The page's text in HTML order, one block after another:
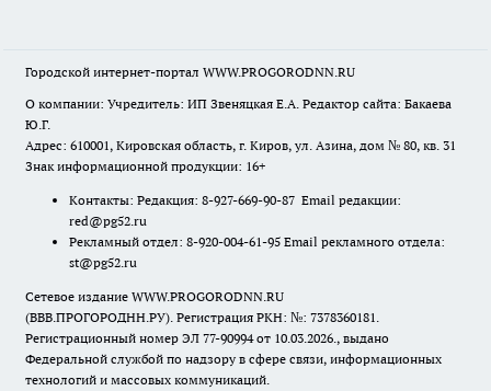
Городской интернет-портал WWW.PROGORODNN.RU
О компании: Учредитель: ИП Звеняцкая Е.А. Редактор сайта: Бакаева
Ю.Г.
Адрес: 610001, Кировская область, г. Киров, ул. Азина, дом № 80, кв. 31
Знак информационной продукции: 16+
Контакты: Редакция: 8-927-669-90-87 Email редакции:
red@pg52.ru
Рекламный отдел: 8-920-004-61-95 Email рекламного отдела:
st@pg52.ru
Сетевое издание WWW.PROGORODNN.RU
(ВВВ.ПРОГОРОДНН.РУ). Регистрация РКН: №: 7378360181.
Регистрационный номер ЭЛ 77-90994 от 10.03.2026., выдано
Федеральной службой по надзору в сфере связи, информационных
технологий и массовых коммуникаций.